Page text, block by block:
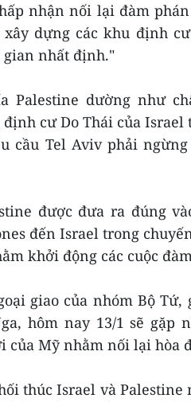
nhận nối lại đàm
dựng các khu định
gian nhất định."
Palestine dường như
cư Do Thái của
cầu Tel Aviv phải
được đưa ra đúng
đến Israel trong
khởi động các cuộc
giao của nhóm Bộ Tứ,
hôm nay 13/1 sẽ gặp
của Mỹ nhằm nối lại hòa
thúc Israel và Palestine